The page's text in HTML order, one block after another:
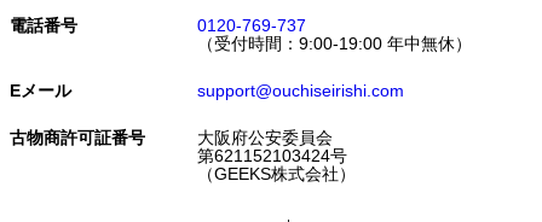
電話番号
0120-769-737
（受付時間：9:00-19:00 年中無休）
Eメール support@ouchiseirishi.com
古物商許可証番号
大阪府公安委員会
第621152103424号
（GEEKS株式会社）